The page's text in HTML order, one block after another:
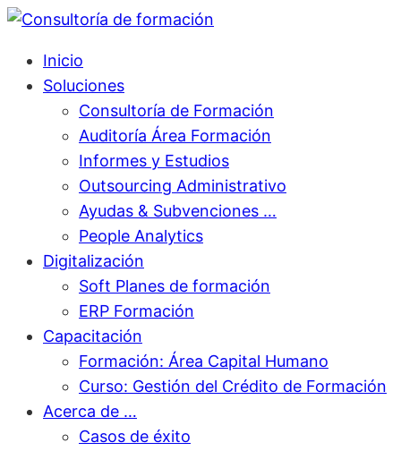
Inicio
Soluciones
Consultoría de Formación
Auditoría Área Formación
Informes y Estudios
Outsourcing Administrativo
Ayudas & Subvenciones …
People Analytics
Digitalización
Soft Planes de formación
ERP Formación
Capacitación
Formación: Área Capital Humano
Curso: Gestión del Crédito de Formación
Acerca de …
Casos de éxito